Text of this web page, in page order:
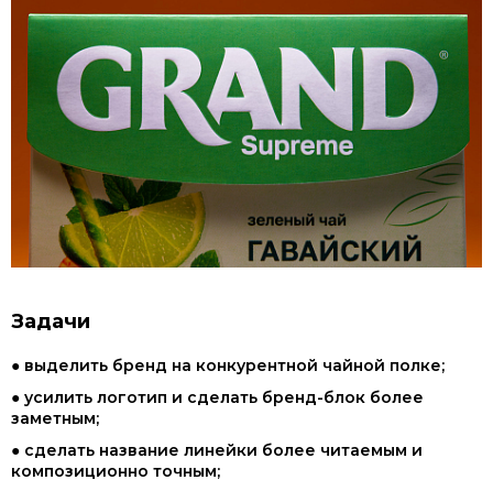
Задачи
● выделить бренд на конкурентной чайной полке;
● усилить логотип и сделать бренд-блок более
заметным;
● сделать название линейки более читаемым и
композиционно точным;